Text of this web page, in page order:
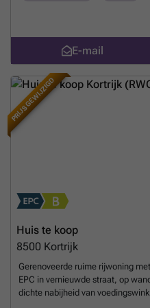
(2025);+ Garage.EPC 295 kWh/
E-mail
PRIJS GEWIJZIGD
Huis te koop
8500 Kortrijk
Gerenoveerde ruime rijwoning
EPC in vernieuwde straat, op
dichte nabijheid van